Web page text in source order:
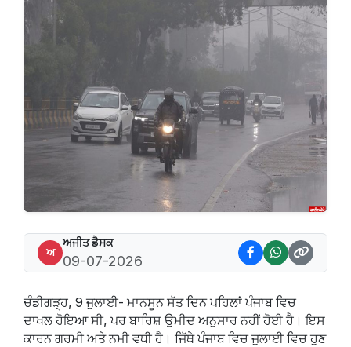
ਅ
ਅਜੀਤ ਡੈਸਕ
09-07-2026
ਚੰਡੀਗੜ੍ਹ, 9 ਜੁਲਾਈ- ਮਾਨਸੂਨ ਸੱਤ ਦਿਨ ਪਹਿਲਾਂ ਪੰਜਾਬ ਵਿਚ
ਦਾਖਲ ਹੋਇਆ ਸੀ, ਪਰ ਬਾਰਿਸ਼ ਉਮੀਦ ਅਨੁਸਾਰ ਨਹੀਂ ਹੋਈ ਹੈ। ਇਸ
ਕਾਰਨ ਗਰਮੀ ਅਤੇ ਨਮੀ ਵਧੀ ਹੈ। ਜਿੱਥੇ ਪੰਜਾਬ ਵਿਚ ਜੁਲਾਈ ਵਿਚ ਹੁਣ